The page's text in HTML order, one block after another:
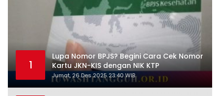
1
Lupa Nomor BPJS? Begini Cara Cek Nomor
Kartu JKN-KIS dengan NIK KTP
Jumat, 26 Des 2025 23:40 WIB